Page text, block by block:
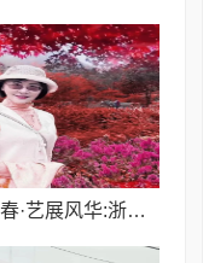
骏马迎春·艺展风华:浙融媒中心邀艺术家送新春祝福,共贺马年祥瑞——金薇冬老师